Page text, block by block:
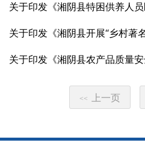
<< 上一页